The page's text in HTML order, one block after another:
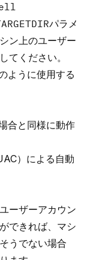
パラメ
ン上のユーザー
てください。
ように使用する
合と同様に動作
）による自動
ーザーアカウン
できれば、マシ
うでない場合